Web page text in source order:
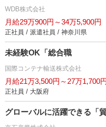
WDB株式会社
月給29万900円～34万5,900円
正社員 / 派遣社員 / 神奈川県
未経験OK「総合職
国際コンテナ輸送株式会社
月給21万3,500円～27万1,700
正社員 / 大阪府
グローバルに活躍できる「